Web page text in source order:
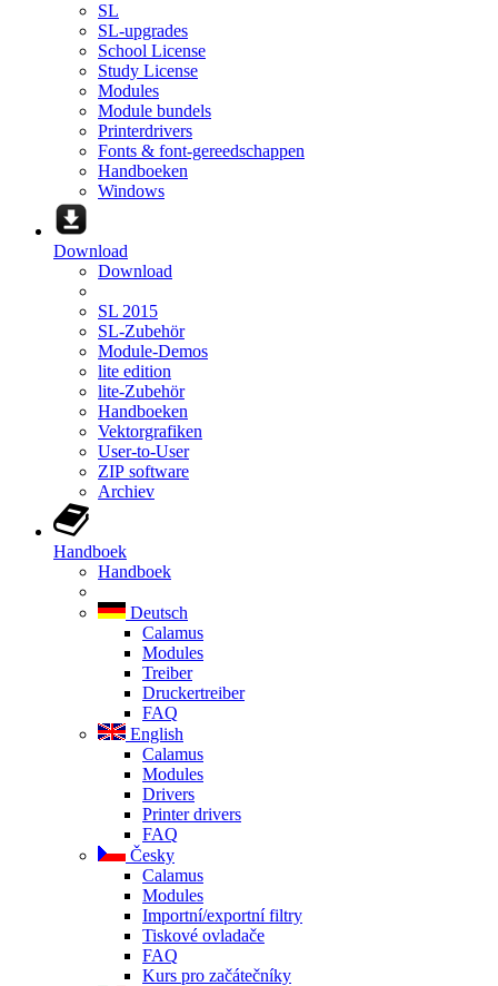
SL
SL-upgrades
School License
Study License
Modules
Module bundels
Printerdrivers
Fonts & font-gereedschappen
Handboeken
Windows
Download
Download
SL 2015
SL-Zubehör
Module-Demos
lite edition
lite-Zubehör
Handboeken
Vektorgrafiken
User-to-User
ZIP software
Archiev
Handboek
Handboek
Deutsch
Calamus
Modules
Treiber
Druckertreiber
FAQ
English
Calamus
Modules
Drivers
Printer drivers
FAQ
Česky
Calamus
Modules
Importní/exportní filtry
Tiskové ovladače
FAQ
Kurs pro začátečníky